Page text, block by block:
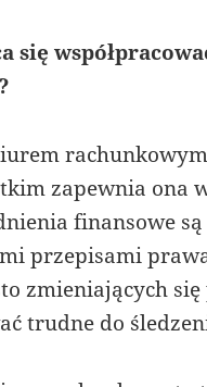
się
zapewnia ona
finansowe
przepisami
zmieniających
trudne do